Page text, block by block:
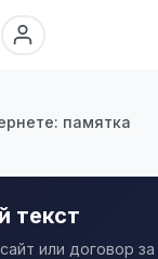
памятка
текст
или договор